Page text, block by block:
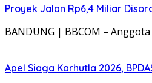
Proyek Jalan Rp6,4 Miliar
BANDUNG | BBCOM –
Apel Siaga Karhutla 2026,